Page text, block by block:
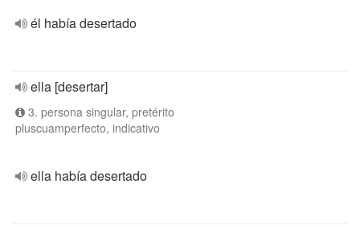
él había desertado
ella [desertar]
3. persona singular, pretérito
pluscuamperfecto, indicativo
ella había desertado